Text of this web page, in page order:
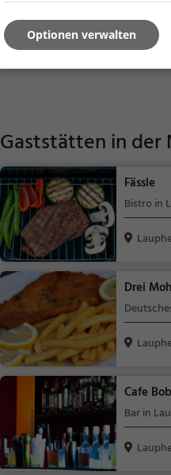
Ehingen
(Donau)
Gaststätten in der
Fässle
Bistro in
Drei
Laupheim
Cafe
Bar in
Optionen verwalten